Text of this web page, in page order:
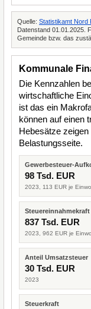
Quelle: Statistikamt Nord
Datenstand 01.01.2025.
Gemeinde bzw. das
Kommunale
Die Kennzahlen
wirtschaftliche
ist das ein
können auf einen
Hebesätze
Belastungsseite.
Gewerbesteuer-
98 Tsd. EUR
2023, 113 EUR je
Steuereinnahmekraft
837 Tsd. EUR
2023, 962 EUR je
Anteil Umsatzsteuer
30 Tsd. EUR
2023
Steuerkraft